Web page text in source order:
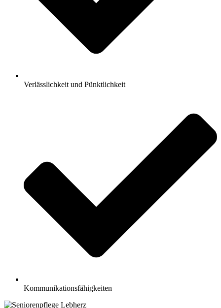
Verlässlichkeit und Pünktlichkeit
Kommunikationsfähigkeiten